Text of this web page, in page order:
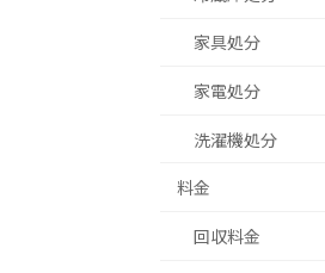
家具処分
家電処分
洗濯機処分
料金
回収料金